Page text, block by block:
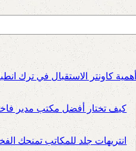
أهمية كاونتر الاستقبال في ترك
كيف تختار أفضل مكتب مدير
انتريهات جلد للمكاتب تمنحك